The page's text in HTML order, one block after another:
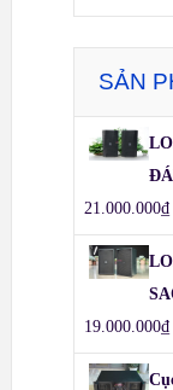
SẢN
21.000.000₫
19.000.000₫